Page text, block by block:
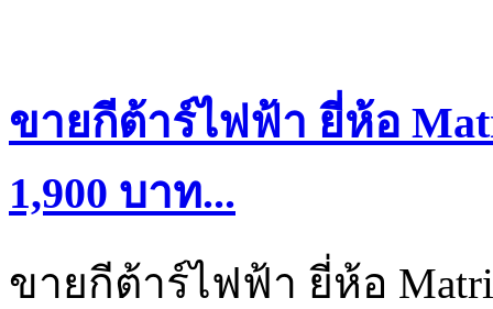
ขายกีต้าร์ไฟฟ้า ยี่ห้อ
1,900 บาท...
ขายกีต้าร์ไฟฟ้า ยี่ห้อ